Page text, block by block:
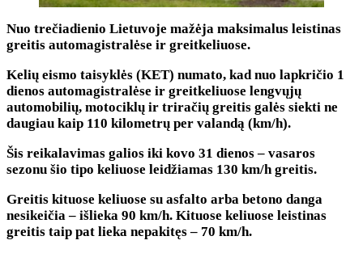
Nuo trečiadienio Lietuvoje mažėja maksimalus leistinas
greitis automagistralėse ir greitkeliuose.
Kelių eismo taisyklės (KET) numato, kad nuo lapkričio 1
dienos automagistralėse ir greitkeliuose lengvųjų
automobilių, motociklų ir triračių greitis galės siekti ne
daugiau kaip 110 kilometrų per valandą (km/h).
Šis reikalavimas galios iki kovo 31 dienos – vasaros
sezonu šio tipo keliuose leidžiamas 130 km/h greitis.
Greitis kituose keliuose su asfalto arba betono danga
nesikeičia – išlieka 90 km/h. Kituose keliuose leistinas
greitis taip pat lieka nepakitęs – 70 km/h.